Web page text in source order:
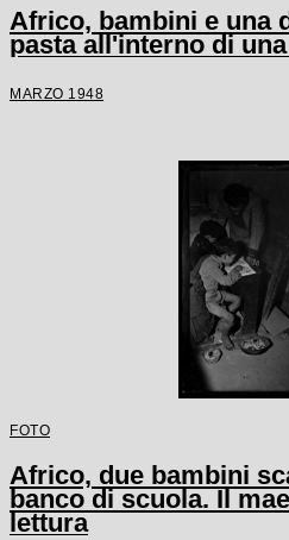
Africo, bambini e una
pasta all'interno di
MARZO 1948
FOTO
Africo, due bambini
banco di scuola. Il
lettura